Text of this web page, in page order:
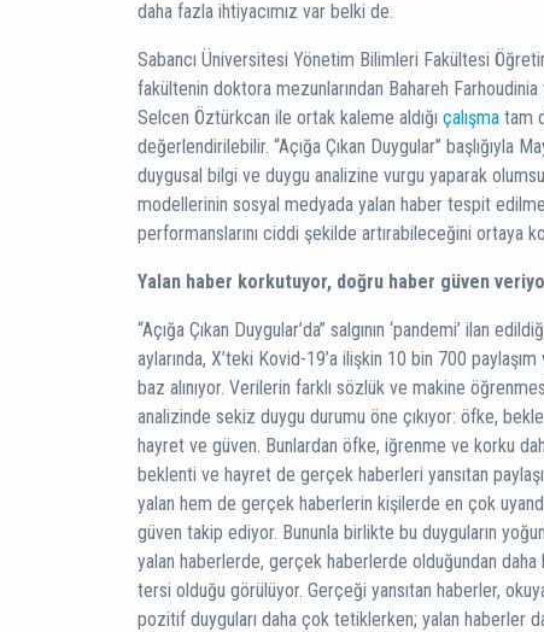
daha fazla ihtiyacımız var belki de.
Sabancı Üniversitesi Yönetim Bilimleri Fakültesi
fakültenin doktora mezunlarından Bahareh
Selcen Öztürkcan ile ortak kaleme aldığı çalışma tam
değerlendirilebilir. “Açığa Çıkan Duygular” başlığıyla
duygusal bilgi ve duygu analizine vurgu yaparak
modellerinin sosyal medyada yalan haber tespit
performanslarını ciddi şekilde artırabileceğini ortaya
Yalan haber korkutuyor, doğru haber güven
“Açığa Çıkan Duygular’da” salgının ‘pandemi’ ilan
aylarında, X’teki Kovid-19’a ilişkin 10 bin 700
baz alınıyor. Verilerin farklı sözlük ve makine
analizinde sekiz duygu durumu öne çıkıyor: öfke,
hayret ve güven. Bunlardan öfke, iğrenme ve korku
beklenti ve hayret de gerçek haberleri yansıtan
yalan hem de gerçek haberlerin kişilerde en çok
güven takip ediyor. Bununla birlikte bu duyguların
yalan haberlerde, gerçek haberlerde olduğundan daha
tersi olduğu görülüyor. Gerçeği yansıtan haberler,
pozitif duyguları daha çok tetiklerken; yalan haberler